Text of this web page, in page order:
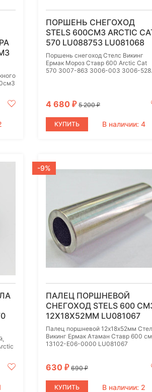
ПОРШЕНЬ СНЕГОХОД
STELS 600СМ3 ARCTIC
570 LU088753 LU081068
Поршень снегоход Стелс Викинг
Ермак Мороз Ставр 600 Arctic Cat
570 3007-863 3006-003 3006-
4 680 ₽ 5 200₽
КУПИТЬ В наличии: 4
-9%
ПАЛЕЦ ПОРШНЕВОЙ
СНЕГОХОД STELS 600
12Х18X52ММ LU081067
Палец поршневой 12х18x52мм
Викинг Ермак Атаман Ставр 600
13102-E06-0000 LU081067
630 ₽ 690₽
КУПИТЬ В наличии: 2